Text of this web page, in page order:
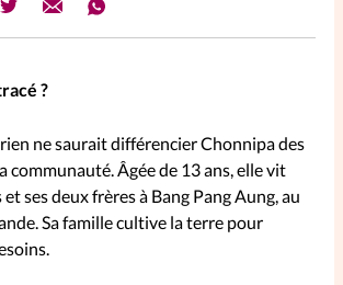
de...
devient Relations
?
ne saurait différencier Chonnipa des
communauté. Âgée de 13 ans, elle vit
ses deux frères à Bang Pang Aung, au
Sa famille cultive la terre pour